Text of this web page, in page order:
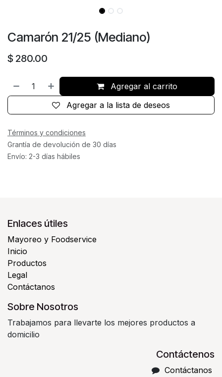
Camarón 21/25 (Mediano)
$ 280.00
Agregar al carrito
Agregar a la lista de deseos
Términos y condiciones
Grantía de devolución de 30 días
Envío: 2-3 días hábiles
Enlaces útiles
Mayoreo y Foodservice
Inicio
Productos
Legal
Contáctanos
Sobre Nosotros
Trabajamos para llevarte los mejores productos a
domicilio
Contáctenos
Contáctanos